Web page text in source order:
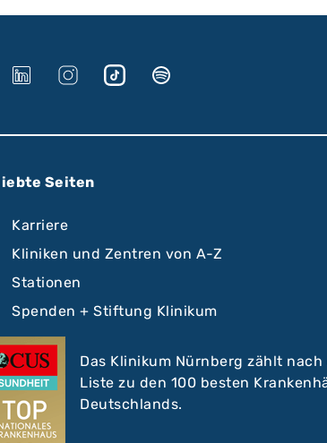
Seiten
Karriere
Kliniken und Zentren von A-Z
Stationen
Spenden + Stiftung Klinikum
Das Klinikum Nürnberg zählt nach
Liste zu den 100 besten
Deutschlands.